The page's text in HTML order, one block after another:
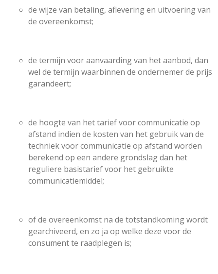
de wijze van betaling, aflevering en uitvoering van
de overeenkomst;
de termijn voor aanvaarding van het aanbod, dan
wel de termijn waarbinnen de ondernemer de prijs
garandeert;
de hoogte van het tarief voor communicatie op
afstand indien de kosten van het gebruik van de
techniek voor communicatie op afstand worden
berekend op een andere grondslag dan het
reguliere basistarief voor het gebruikte
communicatiemiddel;
of de overeenkomst na de totstandkoming wordt
gearchiveerd, en zo ja op welke deze voor de
consument te raadplegen is;